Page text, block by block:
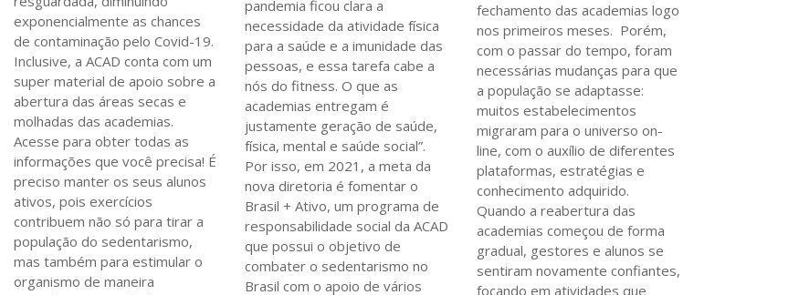
exponencialmente as chances
de contaminação pelo Covid-19.
Inclusive, a ACAD conta com um
super material de apoio sobre a
abertura das áreas secas e
molhadas das academias.
Acesse para obter todas as
informações que você precisa! É
preciso manter os seus alunos
ativos, pois exercícios
contribuem não só para tirar a
população do sedentarismo,
mas também para estimular o
organismo de maneira
pandemia ficou clara a
necessidade da atividade física
para a saúde e a imunidade das
pessoas, e essa tarefa cabe a
nós do fitness. O que as
academias entregam é
justamente geração de saúde,
física, mental e saúde social”.
Por isso, em 2021, a meta da
nova diretoria é fomentar o
Brasil + Ativo, um programa de
responsabilidade social da ACAD
que possui o objetivo de
combater o sedentarismo no
Brasil com o apoio de vários
fechamento das academias logo
nos primeiros meses. Porém,
com o passar do tempo, foram
necessárias mudanças para que
a população se adaptasse:
muitos estabelecimentos
migraram para o universo on-
line, com o auxílio de diferentes
plataformas, estratégias e
conhecimento adquirido.
Quando a reabertura das
academias começou de forma
gradual, gestores e alunos se
sentiram novamente confiantes,
focando em atividades que